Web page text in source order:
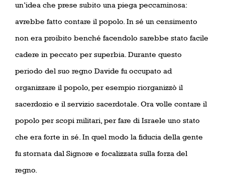
un’idea che prese subito una piega peccaminosa:
avrebbe fatto contare il popolo. In sé un censimento
non era proibito benché facendolo sarebbe stato facile
cadere in peccato per superbia. Durante questo
periodo del suo regno Davide fu occupato ad
organizzare il popolo, per esempio riorganizzò il
sacerdozio e il servizio sacerdotale. Ora volle contare il
popolo per scopi militari, per fare di Israele uno stato
che era forte in sé. In quel modo la fiducia della gente
fu stornata dal Signore e focalizzata sulla forza del
regno.